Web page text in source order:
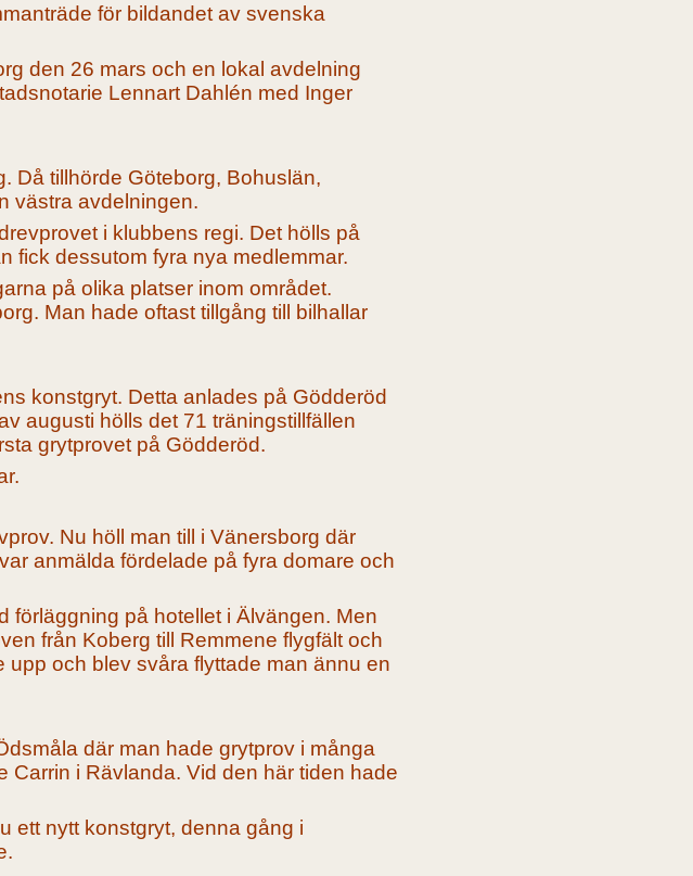
för bildandet av svenska
den 26 mars och en lokal avdelning
Lennart Dahlén med Inger
Då tillhörde Göteborg, Bohuslän,
västra avdelningen.
i klubbens regi. Det hölls på
fick dessutom fyra nya medlemmar.
på olika platser inom området.
Man hade oftast tillgång till bilhallar
konstgryt. Detta anlades på Gödderöd
augusti hölls det 71 träningstillfällen
grytprovet på Gödderöd.
Nu höll man till i Vänersborg där
anmälda fördelade på fyra domare och
förläggning på hotellet i Älvängen. Men
från Koberg till Remmene flygfält och
och blev svåra flyttade man ännu en
där man hade grytprov i många
Carrin i Rävlanda. Vid den här tiden hade
ett nytt konstgryt, denna gång i